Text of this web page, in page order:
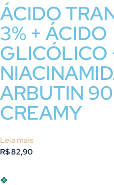
ÁCIDO
3% + ÁCIDO
GLICÓLICO
ARBUTIN
CREAMY
Leia mais
R$82,90